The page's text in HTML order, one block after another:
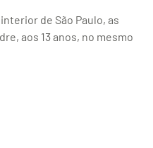
de São Paulo, as
aos 13 anos, no mesmo